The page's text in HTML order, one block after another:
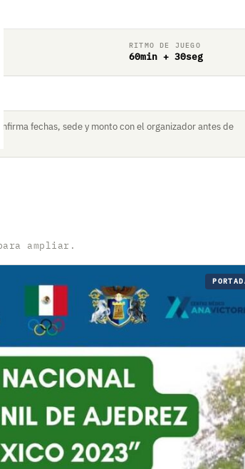
RITMO DE JUEGO
60min + 30seg
fechas, sede y monto con el organizador antes de
ampliar.